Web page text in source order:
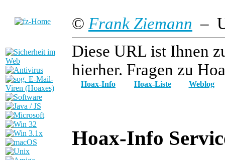
© Frank Ziemann –
Diese URL ist Ihnen
hierher. Fragen zu
Hoax-Info Hoax-Liste Weblog
Hoax-Info